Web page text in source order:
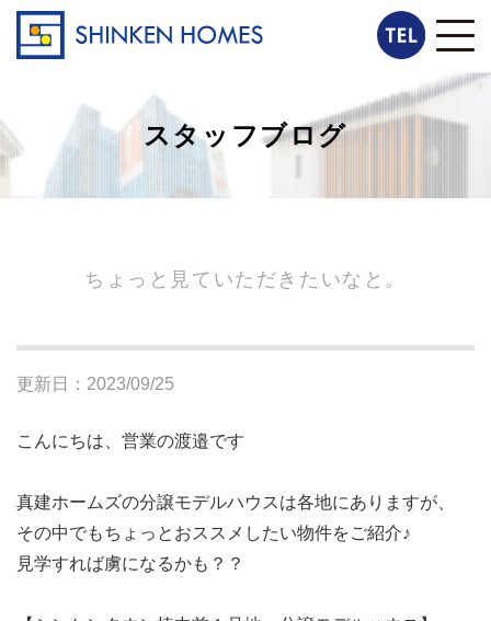
スタッフブログ
ちょっと見ていただきたいなと。
更新日：2023/09/25
こんにちは、営業の渡邉です
真建ホームズの分譲モデルハウスは各地にありますが、
その中でもちょっとおススメしたい物件をご紹介♪
見学すれば虜になるかも？？